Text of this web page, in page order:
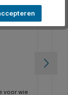
voor wie